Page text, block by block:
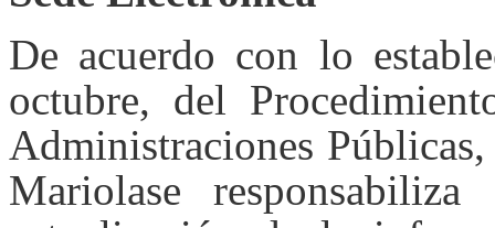
De acuerdo con lo
octubre, del
Administraciones
Mariolase